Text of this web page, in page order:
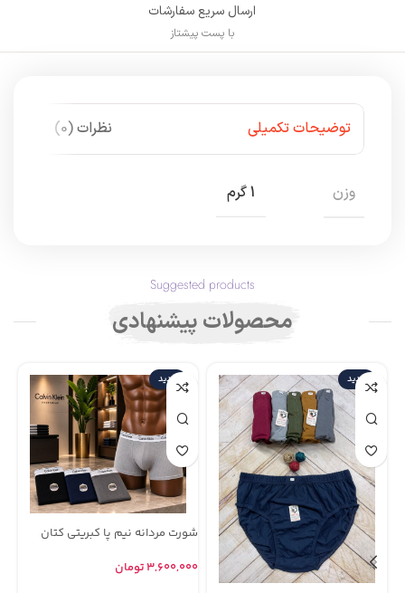
ارسال سریع سفارشات
با پست پیشتاز
توضیحات تکمیلی نظرات (0)
وزن 1 گرم
Suggested products
محصولات پیشنهادی
جدید جدید
شورت مردانه نیم پا کبریتی کتان
۱۲ تایی )
۳,۶۰۰,۰۰۰تومان